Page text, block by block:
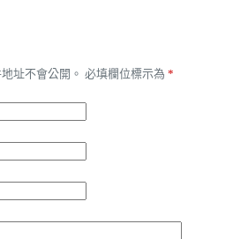
址不會公開。 必填欄位標示為 *